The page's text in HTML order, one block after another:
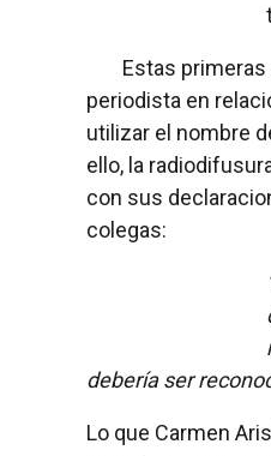
Estas
periodista en
utilizar el nombre
ello, la
con sus
colegas:
debería ser
Lo que Carmen